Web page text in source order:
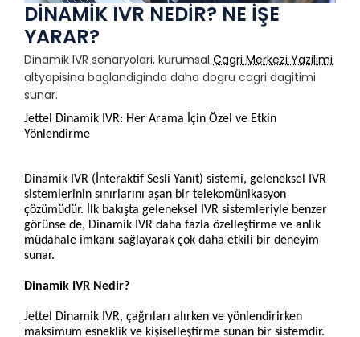
DİNAMİK IVR NEDİR? NE İŞE
YARAR?
Dinamik IVR senaryolari, kurumsal Cagri Merkezi Yazilimi
altyapisina baglandiginda daha dogru cagri dagitimi
sunar.
Jettel Dinamik IVR: Her Arama İçin Özel ve Etkin
Yönlendirme
Dinamik IVR (İnteraktif Sesli Yanıt) sistemi, geleneksel IVR
sistemlerinin sınırlarını aşan bir telekomünikasyon
çözümüdür. İlk bakışta geleneksel IVR sistemleriyle benzer
görünse de, Dinamik IVR daha fazla özelleştirme ve anlık
müdahale imkanı sağlayarak çok daha etkili bir deneyim
sunar.
Dinamik IVR Nedir?
Jettel Dinamik IVR, çağrıları alırken ve yönlendirirken
maksimum esneklik ve kişiselleştirme sunan bir sistemdir.